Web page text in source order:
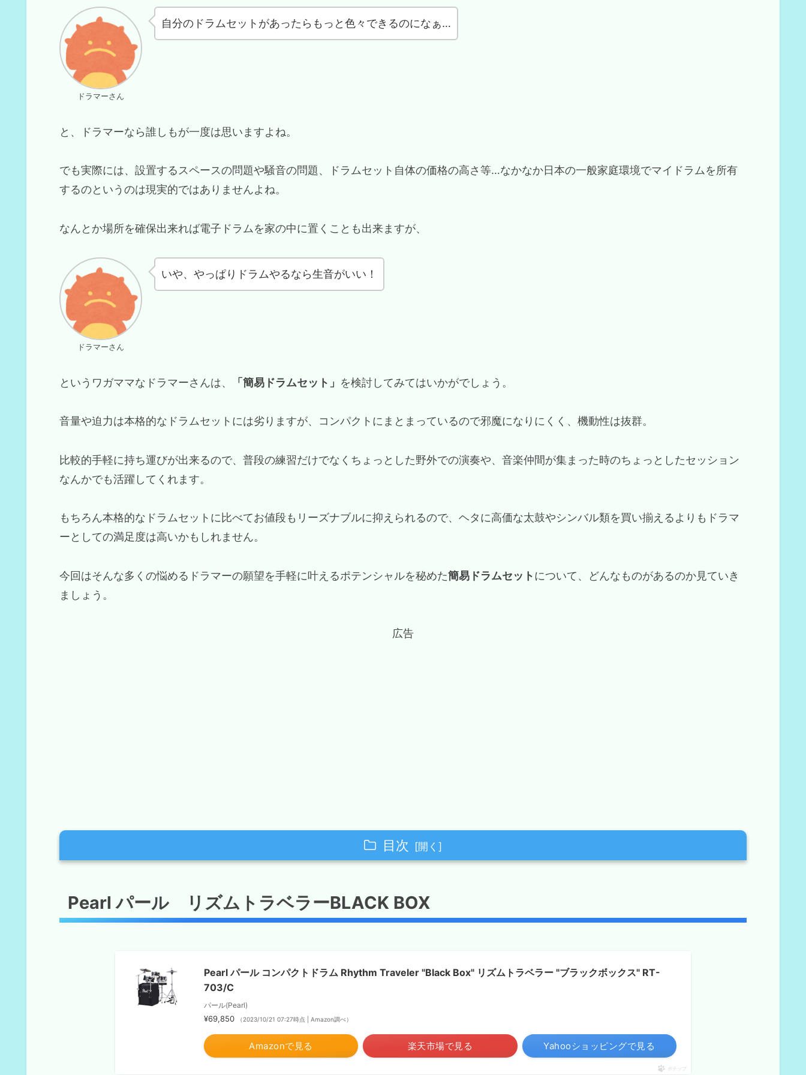
ドラマーさん
自分のドラムセットがあったらもっと色々できるのになぁ…
と、ドラマーなら誰しもが一度は思いますよね。
でも実際には、設置するスペースの問題や騒音の問題、ドラムセット自体の価格の高さ等…なかなか日本の一般家庭環境でマイドラムを所有
するのというのは現実的ではありませんよね。
なんとか場所を確保出来れば電子ドラムを家の中に置くことも出来ますが、
ドラマーさん
いや、やっぱりドラムやるなら生音がいい！
というワガママなドラマーさんは、 「簡易ドラムセット」 を検討してみてはいかがでしょう。
音量や迫力は本格的なドラムセットには劣りますが、コンパクトにまとまっているので邪魔になりにくく、機動性は抜群。
比較的手軽に持ち運びが出来るので、普段の練習だけでなくちょっとした野外での演奏や、音楽仲間が集まった時のちょっとしたセッション
なんかでも活躍してくれます。
もちろん本格的なドラムセットに比べてお値段もリーズナブルに抑えられるので、ヘタに高価な太鼓やシンバル類を買い揃えるよりもドラマ
ーとしての満足度は高いかもしれません。
今回はそんな多くの悩めるドラマーの願望を手軽に叶えるポテンシャルを秘めた簡易ドラムセットについて、どんなものがあるのか見ていき
ましょう。
広告
目次
Pearl パール リズムトラベラー・ライト
マイネル カクテルカホンキット
カホン+スプラッシュシンバル
終わりに 簡易ドラムセットを使う時の注意点
Pearl パール リズムトラベラーBLACK BOX
Pearl パール コンパクトドラム Rhythm Traveler "Black Box" リズムトラベラー "ブラックボックス" RT-
703/C
パール(Pearl)
¥69,850 （2023/10/21 07:27時点 | Amazon調べ）
Amazonで見る 楽天市場で見る Yahooショッピングで見る
ポチップ